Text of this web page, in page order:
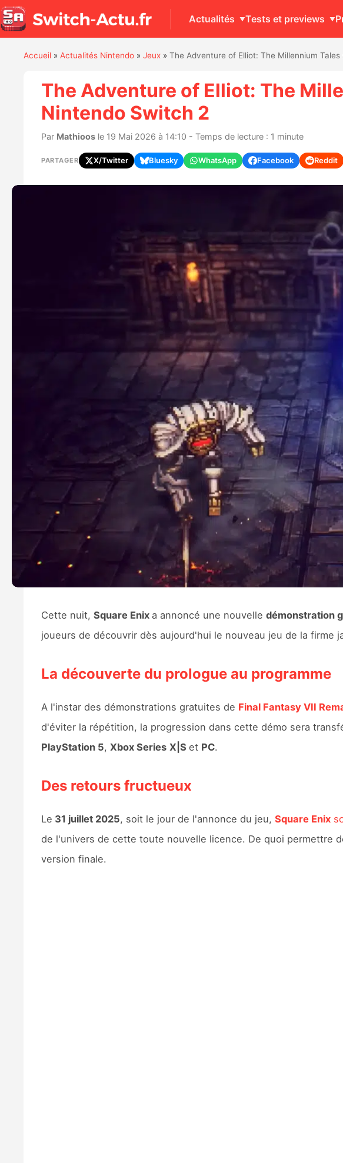
Actualités Tests et previews
Accueil» Actualités Nintendo» Jeux» The Adventure of Elliot: The Millennium
The Adventure of Elliot: The
Nintendo Switch 2
Par Mathioosle 19 Mai 2026 à 14:10 - Temps de lecture : 1 minute
PARTAGER X/Twitter Bluesky WhatsApp Facebook Reddit
Cette nuit, Square Enix a annoncé une nouvelle démonstration
joueurs de découvrir dès aujourd'hui le nouveau jeu de la firme
La découverte du prologue au programme
A l'instar des démonstrations gratuites de Final Fantasy VII
d'éviter la répétition, la progression dans cette démo sera
PlayStation 5, Xbox Series X|S et PC.
Des retours fructueux
Le 31 juillet 2025, soit le jour de l'annonce du jeu, Square Enix
de l'univers de cette toute nouvelle licence. De quoi permettre
version finale.